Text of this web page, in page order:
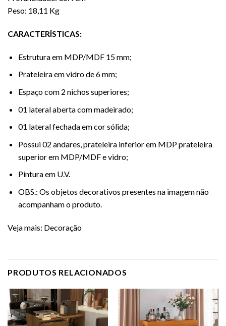
Peso: 18,11 Kg
CARACTERÍSTICAS:
Estrutura em MDP/MDF 15 mm;
Prateleira em vidro de 6 mm;
Espaço com 2 nichos superiores;
01 lateral aberta com madeirado;
01 lateral fechada em cor sólida;
Possui 02 andares, prateleira inferior em MDP prateleira
superior em MDP/MDF e vidro;
Pintura em U.V.
OBS.: Os objetos decorativos presentes na imagem não
acompanham o produto.
Veja mais: Decoração
PRODUTOS RELACIONADOS